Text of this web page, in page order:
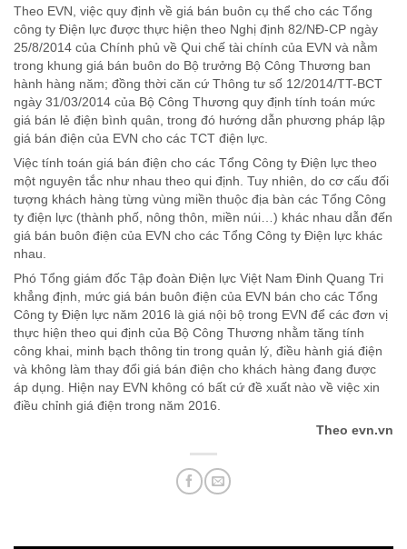
Theo EVN, việc quy định về giá bán buôn cụ thể cho các Tổng
công ty Điện lực được thực hiện theo Nghị định 82/NĐ-CP ngày
25/8/2014 của Chính phủ về Qui chế tài chính của EVN và nằm
trong khung giá bán buôn do Bộ trưởng Bộ Công Thương ban
hành hàng năm; đồng thời căn cứ Thông tư số 12/2014/TT-BCT
ngày 31/03/2014 của Bộ Công Thương quy định tính toán mức
giá bán lẻ điện bình quân, trong đó hướng dẫn phương pháp lập
giá bán điện của EVN cho các TCT điện lực.
Việc tính toán giá bán điện cho các Tổng Công ty Điện lực theo
một nguyên tắc như nhau theo qui định. Tuy nhiên, do cơ cấu đối
tượng khách hàng từng vùng miền thuộc địa bàn các Tổng Công
ty điện lực (thành phố, nông thôn, miền núi…) khác nhau dẫn đến
giá bán buôn điện của EVN cho các Tổng Công ty Điện lực khác
nhau.
Phó Tổng giám đốc Tập đoàn Điện lực Việt Nam Đinh Quang Tri
khẳng định, mức giá bán buôn điện của EVN bán cho các Tổng
Công ty Điện lực năm 2016 là giá nội bộ trong EVN để các đơn vị
thực hiện theo qui định của Bộ Công Thương nhằm tăng tính
công khai, minh bạch thông tin trong quản lý, điều hành giá điện
và không làm thay đổi giá bán điện cho khách hàng đang được
áp dụng. Hiện nay EVN không có bất cứ đề xuất nào về việc xin
điều chỉnh giá điện trong năm 2016.
Theo evn.vn